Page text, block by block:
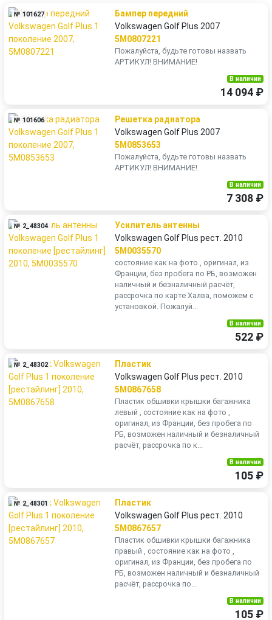
№ 101627
Бампер передний
Volkswagen Golf Plus 2007
5M0807221
Пожалуйста, будьте готовы назвать
АРТИКУЛ! ВНИМАНИЕ!
В наличии
14 094 ₽
№ 101606
Решетка радиатора
Volkswagen Golf Plus 2007
5M0853653
Пожалуйста, будьте готовы назвать
АРТИКУЛ! ВНИМАНИЕ!
В наличии
7 308 ₽
№ 2_48304
Усилитель антенны
Volkswagen Golf Plus рест. 2010
5M0035570
состояние как на фото , оригинал, из
Франции, без пробега по РБ, возможен
наличный и безналичный расчёт,
рассрочка по карте Халва, поможем с
установкой. Пожалуй...
В наличии
522 ₽
№ 2_48302
Пластик
Volkswagen Golf Plus рест. 2010
5M0867658
Пластик обшивки крышки багажника
левый , состояние как на фото ,
оригинал, из Франции, без пробега по
РБ, возможен наличный и безналичный
расчёт, рассрочка по к...
В наличии
105 ₽
№ 2_48301
Пластик
Volkswagen Golf Plus рест. 2010
5M0867657
Пластик обшивки крышки багажника
правый , состояние как на фото ,
оригинал, из Франции, без пробега по
РБ, возможен наличный и безналичный
расчёт, рассрочка по...
В наличии
105 ₽